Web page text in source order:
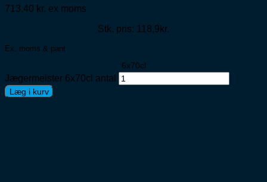
713,40 kr. ex moms
Stk. pris: 118,9kr.
Ex. moms & pant
6x70cl
Jægermeister 6x70cl antal
Læg i kurv